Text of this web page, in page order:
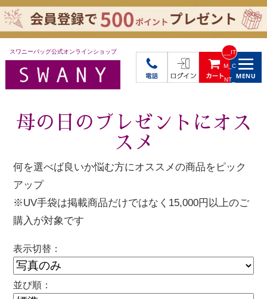
スワニーバッグ公式オンラインショップ __IT
M_C
NT_
母の日のプレゼントにオス
スメ
何を選べば良いか悩む方にオススメの商品をピック
アップ
※UV手袋は掲載商品だけではなく15,000円以上のご
購入が対象です
表示切替：
並び順：